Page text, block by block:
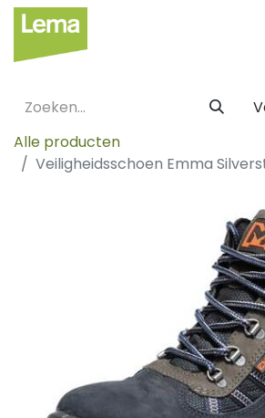
Alle producten
Veiligheidsschoen Emma